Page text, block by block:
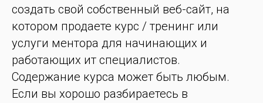
создать свой собственный веб-сайт, на
котором продаете курс / тренинг или
услуги ментора для начинающих и
работающих ит специалистов.
Содержание курса может быть любым.
Если вы хорошо разбираетесь в